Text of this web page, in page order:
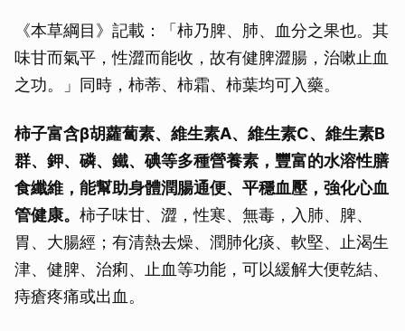
《本草綱目》記載：「柿乃脾、肺、血分之果也。其
味甘而氣平，性澀而能收，故有健脾澀腸，治嗽止血
之功。」同時，柿蒂、柿霜、柿葉均可入藥。
柿子富含β胡蘿蔔素、維生素A、維生素C、維生素B
群、鉀、磷、鐵、碘等多種營養素，豐富的水溶性膳
食纖維，能幫助身體潤腸通便、平穩血壓，強化心血
管健康。 柿子味甘、澀，性寒、無毒，入肺、脾、
胃、大腸經；有清熱去燥、潤肺化痰、軟堅、止渴生
津、健脾、治痢、止血等功能，可以緩解大便乾結、
痔瘡疼痛或出血。